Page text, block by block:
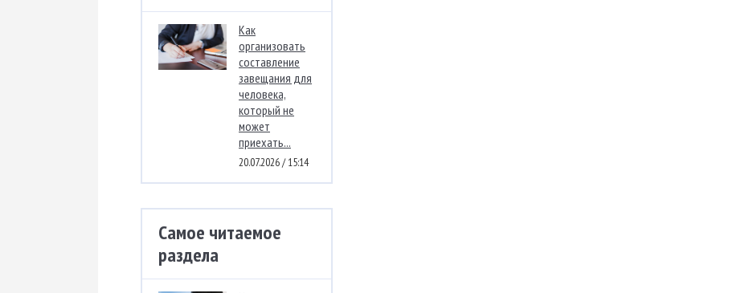
Как
организовать
составление
завещания для
человека,
который не
может
приехать...
20.07.2026 / 15:14
Самое читаемое
раздела